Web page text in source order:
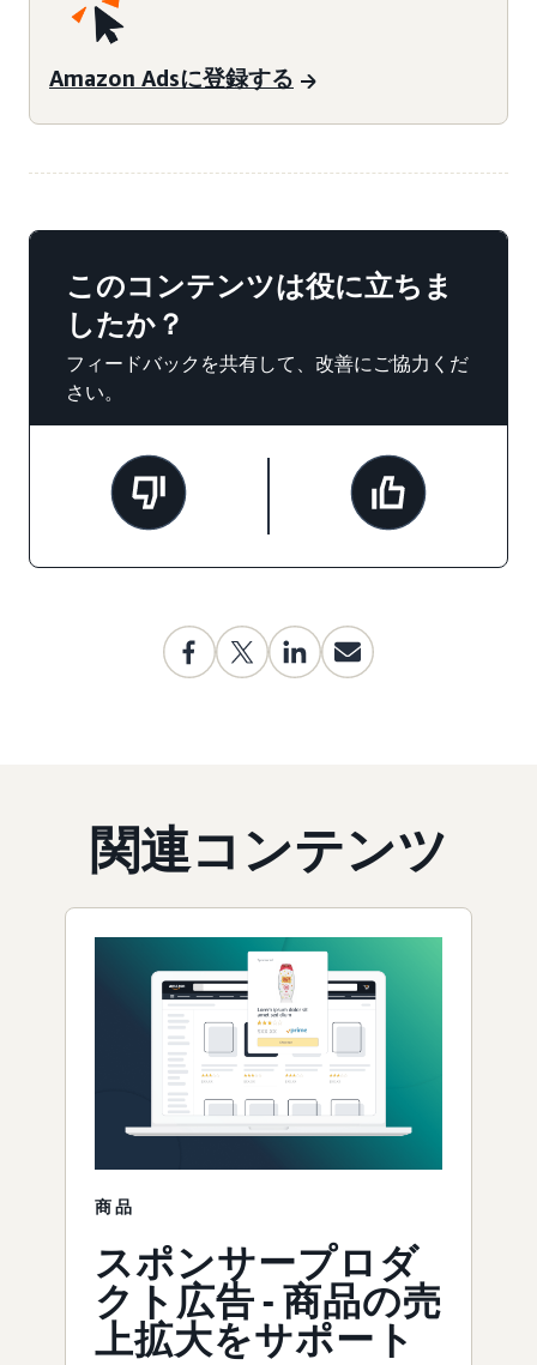
Amazon Adsに登録する
このコンテンツは役に立ちま
したか？
フィードバックを共有して、改善にご協力くだ
さい。
関連コンテンツ
商品
スポンサープロダ
クト広告 - 商品の売
上拡大をサポート